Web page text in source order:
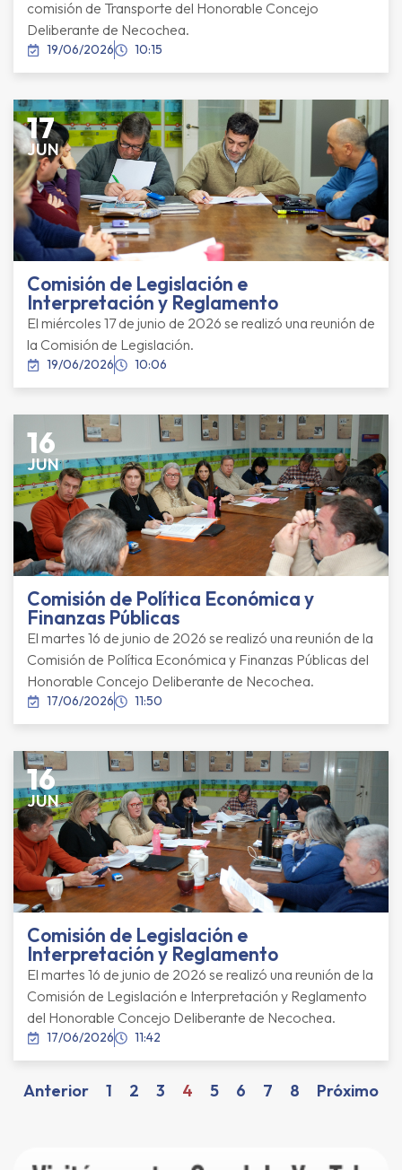
comisión de Transporte del Honorable Concejo
Deliberante de Necochea.
19/06/2026 10:15
17
JUN
Comisión de Legislación e
Interpretación y Reglamento
El miércoles 17 de junio de 2026 se realizó una reunión de
la Comisión de Legislación.
19/06/2026 10:06
16
JUN
Comisión de Política Económica y
Finanzas Públicas
El martes 16 de junio de 2026 se realizó una reunión de la
Comisión de Política Económica y Finanzas Públicas del
Honorable Concejo Deliberante de Necochea.
17/06/2026 11:50
16
JUN
Comisión de Legislación e
Interpretación y Reglamento
El martes 16 de junio de 2026 se realizó una reunión de la
Comisión de Legislación e Interpretación y Reglamento
del Honorable Concejo Deliberante de Necochea.
17/06/2026 11:42
Anterior 1 2 3 4 5 6 7 8 Próximo